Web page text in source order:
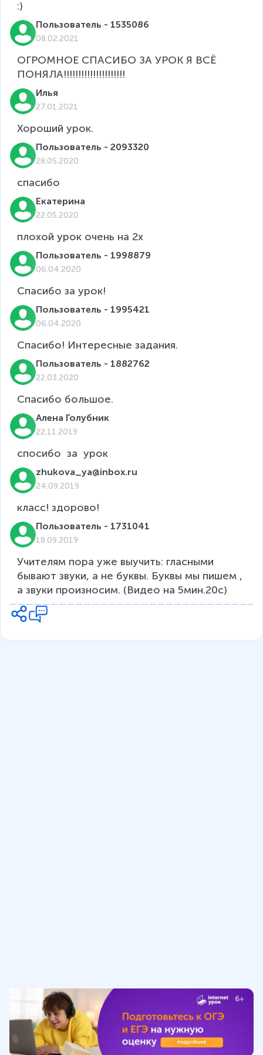
:)
Пользователь - 1535086
08.02.2021
ОГРОМНОЕ СПАСИБО ЗА УРОК Я ВСЁ
ПОНЯЛА!!!!!!!!!!!!!!!!!!!!!
Илья
27.01.2021
Хороший урок.
Пользователь - 2093320
28.05.2020
спасибо
Екатерина
22.05.2020
плохой урок очень на 2x
Пользователь - 1998879
06.04.2020
Спасибо за урок!
Пользователь - 1995421
06.04.2020
Спасибо! Интересные задания.
Пользователь - 1882762
22.03.2020
Спасибо большое.
Алена Голубник
22.11.2019
спосибо  за  урок
zhukova_ya@inbox.ru
24.09.2019
класс! здорово!
Пользователь - 1731041
18.09.2019
Учителям пора уже выучить: гласными
бывают звуки, а не буквы. Буквы мы пишем ,
а звуки произносим. (Видео на 5мин.20с)